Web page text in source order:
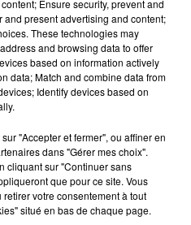
invite Selena Gomez et
invite Charlie Puth pour une
Ensure security, prevent and
present advertising and content;
These technologies may
and browsing data to offer
based on information actively
data; Match and combine data from
Identify devices based on
"Accepter et fermer", ou affiner en
dans "Gérer mes choix".
cliquant sur "Continuer sans
que pour ce site. Vous
votre consentement à tout
situé en bas de chaque page.